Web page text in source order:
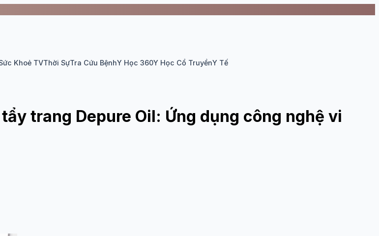
Khoẻ TVThời SựTra Cứu BệnhY Học 360Y Học Cổ TruyềnY Tế
trang Depure Oil: Ứng dụng công nghệ vi